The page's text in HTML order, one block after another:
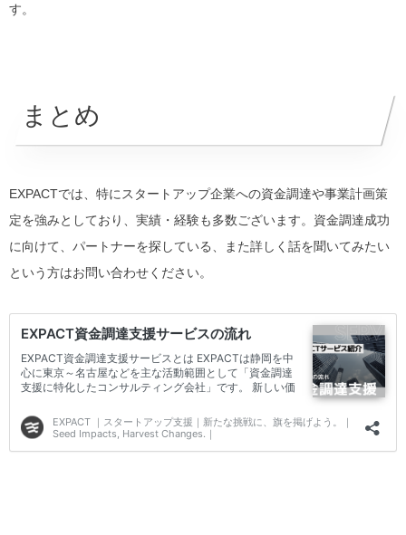
す。
まとめ
EXPACTでは、特にスタートアップ企業への資金調達や事業計画策
定を強みとしており、実績・経験も多数ございます。資金調達成功
に向けて、パートナーを探している、また詳しく話を聞いてみたい
という方はお問い合わせください。